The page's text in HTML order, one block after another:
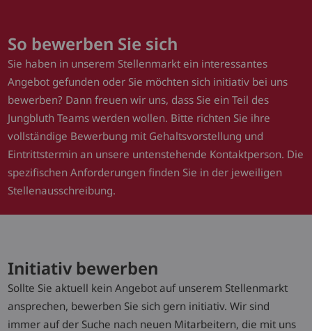
So bewerben Sie sich
Sie haben in unserem Stellenmarkt ein interessantes
Angebot gefunden oder Sie möchten sich initiativ bei uns
bewerben? Dann freuen wir uns, dass Sie ein Teil des
Jungbluth Teams werden wollen. Bitte richten Sie ihre
vollständige Bewerbung mit Gehaltsvorstellung und
Eintrittstermin an unsere untenstehende Kontaktperson. Die
spezifischen Anforderungen finden Sie in der jeweiligen
Stellenausschreibung.
Initiativ bewerben
Sollte Sie aktuell kein Angebot auf unserem Stellenmarkt
ansprechen, bewerben Sie sich gern initiativ. Wir sind
immer auf der Suche nach neuen Mitarbeitern, die mit uns